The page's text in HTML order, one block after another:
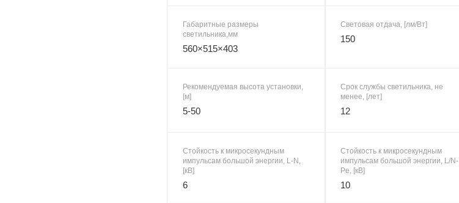
Габаритные размеры
светильника,мм
560×515×403
Световая отдача, [лм/Вт]
150
Рекомендуемая высота установки,
[м]
5-50
Срок службы светильника, не
менее, [лет]
12
Стойкость к микросекундным
импульсам большой энергии, L-N,
[кВ]
6
Стойкость к микросекундным
импульсам большой энергии, L/N-
Pe, [кВ]
10